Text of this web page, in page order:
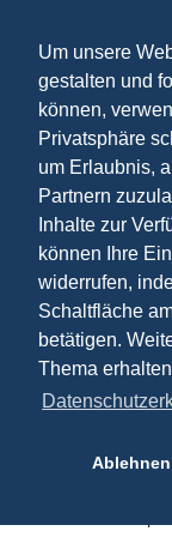
Um unsere
gestalten und
können,
Privatsphäre
um Erlaubnis,
Partnern
Inhalte zur
können Ihre
widerrufen,
Schaltfläche
betätigen.
Thema
Ablehnen
E-Business-
Das Tool
Digitalen
Startups,
Digitalisierung eins
elektronischen
Treiber ihres
dynamischer
Zyklen durch
nicht nur um den
Model-
bestehender realer
Der "E-Business-